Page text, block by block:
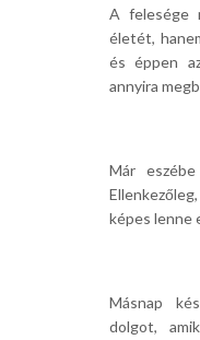
A felesége
életét,
és éppen
annyira
Már
képes lenne
Másnap
dolgot,